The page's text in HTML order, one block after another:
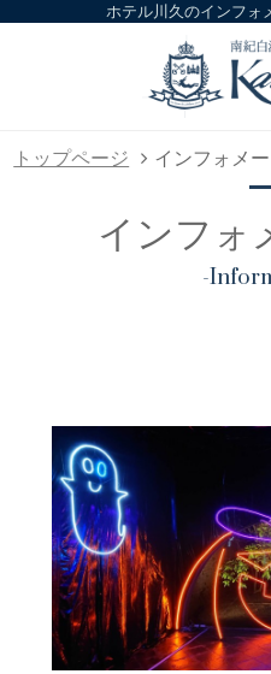
ホテル川久のインフォ
トップページ インフォメ
インフォ
-